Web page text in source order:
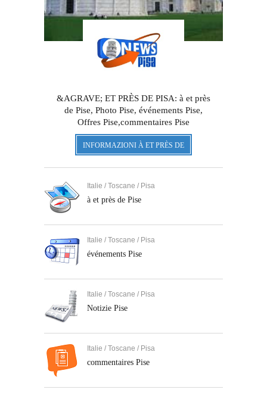
&AGRAVE; ET PRÈS DE PISA: à et près
de Pise, Photo Pise, événements Pise,
Offres Pise,commentaires Pise
INFORMAZIONI À ET PRÈS DE
Italie / Toscane / Pisa
à et près de Pise
Italie / Toscane / Pisa
événements Pise
Italie / Toscane / Pisa
Notizie Pise
Italie / Toscane / Pisa
commentaires Pise